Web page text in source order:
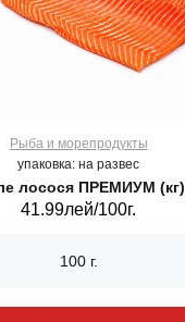
Рыба и морепродукты
упаковка: на развес
лосося ПРЕМИУМ (кг)
41.99лей/100г.